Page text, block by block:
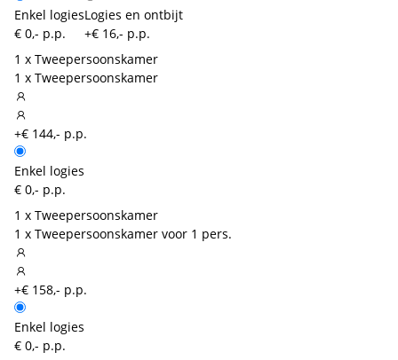
Enkel logies
€ 0,- p.p.
Logies en ontbijt
+€ 16,- p.p.
1 x Tweepersoonskamer
1 x Tweepersoonskamer
+€ 144,- p.p.
Enkel logies
€ 0,- p.p.
1 x Tweepersoonskamer
1 x Tweepersoonskamer voor 1 pers.
+€ 158,- p.p.
Enkel logies
€ 0,- p.p.